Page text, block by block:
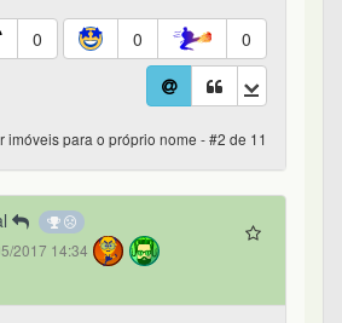
0 0 0
imóveis para o próprio nome - #2 de 11
2017 14:34